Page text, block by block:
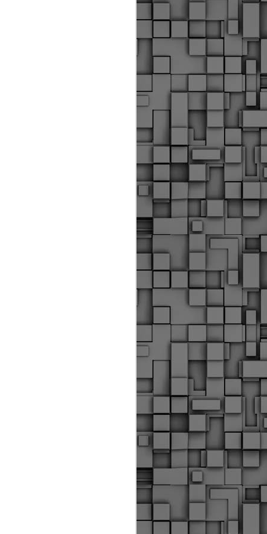
καθήκοντα.
οποία θα χρησιμοποιούνται για
μετακινήσεις των